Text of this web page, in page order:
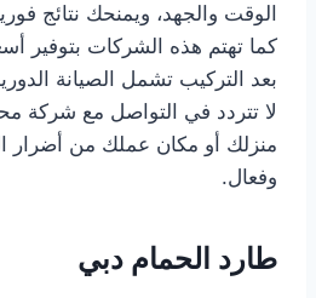
الوقت والجهد، ويمنحك نتائج
كما تهتم هذه الشركات بتوفير
بعد التركيب تشمل الصيانة
لا تتردد في التواصل مع شركة
منزلك أو مكان عملك من أضرار
وفعال.
طارد الحمام دبي